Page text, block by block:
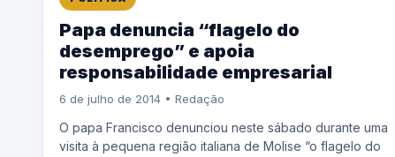
Papa denuncia “flagelo do
desemprego” e apoia
responsabilidade empresarial
6 de julho de 2014 • Redação
O papa Francisco denunciou neste sábado durante uma
visita à pequena região italiana de Molise “o flagelo do